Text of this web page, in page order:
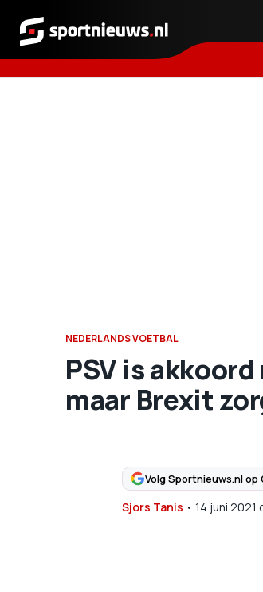
Sportnieuws.nl
NEDERLANDS VOETBAL
PSV is
maar Brexit
Volg Sportnieuws.nl op
Sjors Tanis • 14 juni 2021